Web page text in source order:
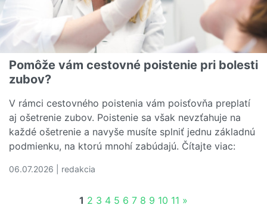
Pomôže vám cestovné poistenie pri bolesti
zubov?
V rámci cestovného poistenia vám poisťovňa preplatí
aj ošetrenie zubov. Poistenie sa však nevzťahuje na
každé ošetrenie a navyše musíte splniť jednu základnú
podmienku, na ktorú mnohí zabúdajú. Čítajte viac:
06.07.2026 | redakcia
1 2 3 4 5 6 7 8 9 10 11 »